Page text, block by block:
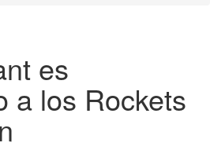
es
a los Rockets